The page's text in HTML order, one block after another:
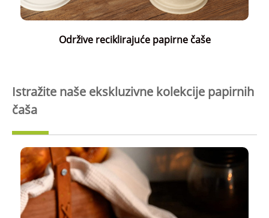
Održive reciklirajuće papirne čaše
Istražite naše ekskluzivne kolekcije papirnih
čaša